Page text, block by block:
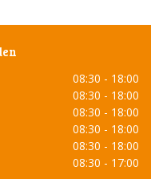
08:30 - 18:00
08:30 - 18:00
08:30 - 18:00
08:30 - 18:00
08:30 - 18:00
08:30 - 17:00